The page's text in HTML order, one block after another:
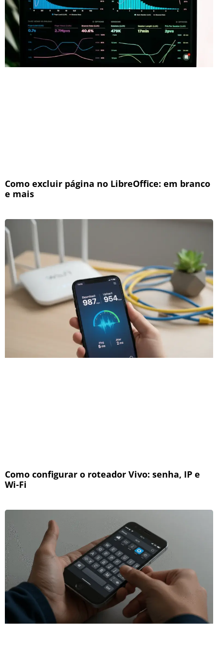
Como excluir página no LibreOffice: em branco
e mais
Como configurar o roteador Vivo: senha, IP e
Wi-Fi